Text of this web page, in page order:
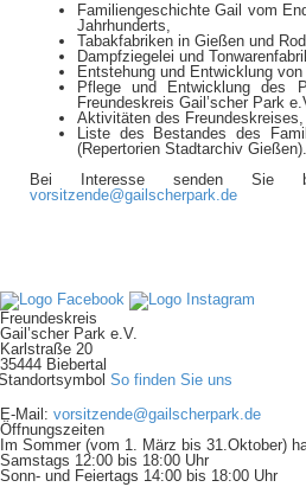
Familiengeschichte Gail vom
Jahrhunderts,
Tabakfabriken in Gießen und
Dampfziegelei und
Entstehung und Entwicklung
Pflege und Entwicklung des
Freundeskreis Gail’scher Park
Aktivitäten des Freundeskreises,
Liste des Bestandes des
(Repertorien Stadtarchiv Gießen).
Bei Interesse senden Sie
vorsitzende@gailscherpark.de
Freundeskreis
Gail’scher Park e.V.
Karlstraße 20
35444 Biebertal
So finden Sie uns
E-Mail: vorsitzende@gailscherpark.de
Öffnungszeiten
Im Sommer (vom 1. März bis 31.Oktober)
Samstags 12:00 bis 18:00 Uhr
Sonn- und Feiertags 14:00 bis 18:00 Uhr